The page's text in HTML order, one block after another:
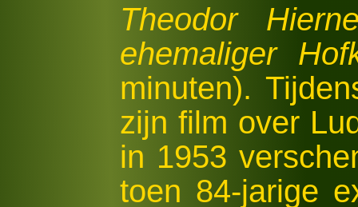
Theodor
ehemaliger
minuten).
zijn film over
in 1953
toen 84-jarige